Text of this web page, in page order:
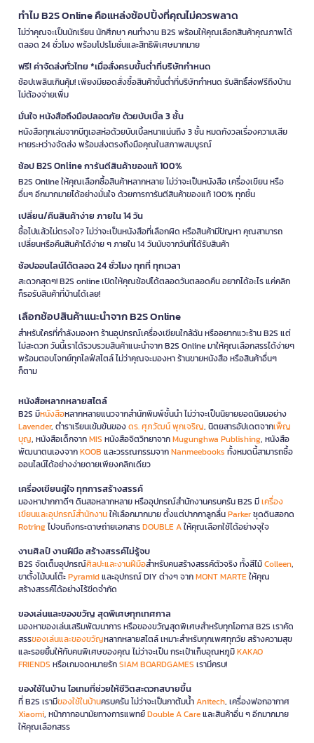
ทำไม B2S Online คือแหล่งช้อปปิ้งที่คุณไม่ควรพลาด
ไม่ว่าคุณจะเป็นนักเรียน นักศึกษา คนทำงาน B2S พร้อมให้คุณเลือกสินค้าคุณภาพได้
ตลอด 24 ชั่วโมง พร้อมโปรโมชั่นและสิทธิพิเศษมากมาย
ฟรี! ค่าจัดส่งทั่วไทย *เมื่อสั่งครบขั้นต่ำที่บริษัทกำหนด
ช้อปเพลินเกินคุ้ม! เพียงมียอดสั่งซื้อสินค้าขั้นต่ำที่บริษัทกำหนด รับสิทธิ์ส่งฟรีถึงบ้าน
ไม่ต้องจ่ายเพิ่ม
มั่นใจ หนังสือถึงมือปลอดภัย ด้วยบับเบิ้ล 3 ชั้น
หนังสือทุกเล่มจากบีทูเอสห่อด้วยบับเบิ้ลหนาแน่นถึง 3 ชั้น หมดกังวลเรื่องความเสีย
หายระหว่างจัดส่ง พร้อมส่งตรงถึงมือคุณในสภาพสมบูรณ์
ช้อป B2S Online การันตีสินค้าของแท้ 100%
B2S Online ให้คุณเลือกซื้อสินค้าหลากหลาย ไม่ว่าจะเป็นหนังสือ เครื่องเขียน หรือ
อื่นๆ อีกมากมายได้อย่างมั่นใจ ด้วยการการันตีสินค้าของแท้ 100% ทุกชิ้น
เปลี่ยน/คืนสินค้าง่าย ภายใน 14 วัน
ซื้อไปแล้วไม่ตรงใจ? ไม่ว่าจะเป็นหนังสือที่เลือกผิด หรือสินค้ามีปัญหา คุณสามารถ
เปลี่ยนหรือคืนสินค้าได้ง่าย ๆ ภายใน 14 วันนับจากวันที่ได้รับสินค้า
ช้อปออนไลน์ได้ตลอด 24 ชั่วโมง ทุกที่ ทุกเวลา
สะดวกสุดๆ! B2S online เปิดให้คุณช้อปได้ตลอดวันตลอดคืน อยากได้อะไร แค่คลิก
ก็รอรับสินค้าที่บ้านได้เลย!
เลือกช้อปสินค้าแนะนำจาก B2S Online
สำหรับใครที่กำลังมองหา ร้านอุปกรณ์เครื่องเขียนใกล้ฉัน หรืออยากแวะร้าน B2S แต่
ไม่สะดวก วันนี้เราได้รวบรวมสินค้าแนะนำจาก B2S Online มาให้คุณเลือกสรรได้ง่ายๆ
พร้อมตอบโจทย์ทุกไลฟ์สไตล์ ไม่ว่าคุณจะมองหา ร้านขายหนังสือ หรือสินค้าอื่นๆ
ก็ตาม
หนังสือหลากหลายสไตล์
B2S มีหนังสือหลากหลายแนวจากสำนักพิมพ์ชั้นนำ ไม่ว่าจะเป็นนิยายยอดนิยมอย่าง
Lavender, ตำราเรียนเข้มข้นของดร. ศุภวัฒน์ พุกเจริญ, นิตยสารอัปเดตจากเพ็ญ
บุญ, หนังสือเด็กจากMIS หนังสือจิตวิทยาจากMugunghwa Publishing, หนังสือ
พัฒนาตนเองจากKOOB และวรรณกรรมจากNanmeebooks ทั้งหมดนี้สามารถซื้อ
ออนไลน์ได้อย่างง่ายดายเพียงคลิกเดียว
เครื่องเขียนคู่ใจ ทุกการสร้างสรรค์
มองหาปากกาดีๆ ดินสอหลากหลาย หรืออุปกรณ์สำนักงานครบครัน B2S มีเครื่อง
เขียนและอุปกรณ์สำนักงานให้เลือกมากมาย ตั้งแต่ปากกาลูกลื่นParkerชุดดินสอกด
Rotringไปจนถึงกระดาษถ่ายเอกสารDOUBLE Aให้คุณเลือกใช้ได้อย่างจุใจ
งานศิลป์ งานฝีมือ สร้างสรรค์ไม่รู้จบ
B2S จัดเต็มอุปกรณ์ศิลปะและงานฝีมือสำหรับคนสร้างสรรค์ตัวจริง ทั้งสีไม้Colleen,
ขาตั้งไม้บนโต๊ะPyramidและอุปกรณ์ DIY ต่างๆ จากMONT MARTEให้คุณ
สร้างสรรค์ได้อย่างไร้ขีดจำกัด
ของเล่นและของขวัญ สุดพิเศษทุกเทศกาล
มองหาของเล่นเสริมพัฒนาการ หรือของขวัญสุดพิเศษสำหรับทุกโอกาส B2S เราคัด
สรรของเล่นและของขวัญหลากหลายสไตล์ เหมาะสำหรับทุกเพศทุกวัย สร้างความสุข
และรอยยิ้มให้กับคนพิเศษของคุณ ไม่ว่าจะเป็น กระเป๋าเก็บอุณหภูมิKAKAO
FRIENDS หรือเกมจดหมายรักSIAM BOARDGAMES เรามีครบ!
ของใช้ในบ้าน ไอเทมที่ช่วยให้ชีวิตสะดวกสบายขึ้น
ที่ B2S เรามีของใช้ในบ้านครบครัน ไม่ว่าจะเป็นกาต้มน้ำAnitech, เครื่องฟอกอากาศ
Xiaomi, หน้ากากอนามัยทางการแพทย์Double A Careและสินค้าอื่น ๆ อีกมากมาย
ให้คุณเลือกสรร